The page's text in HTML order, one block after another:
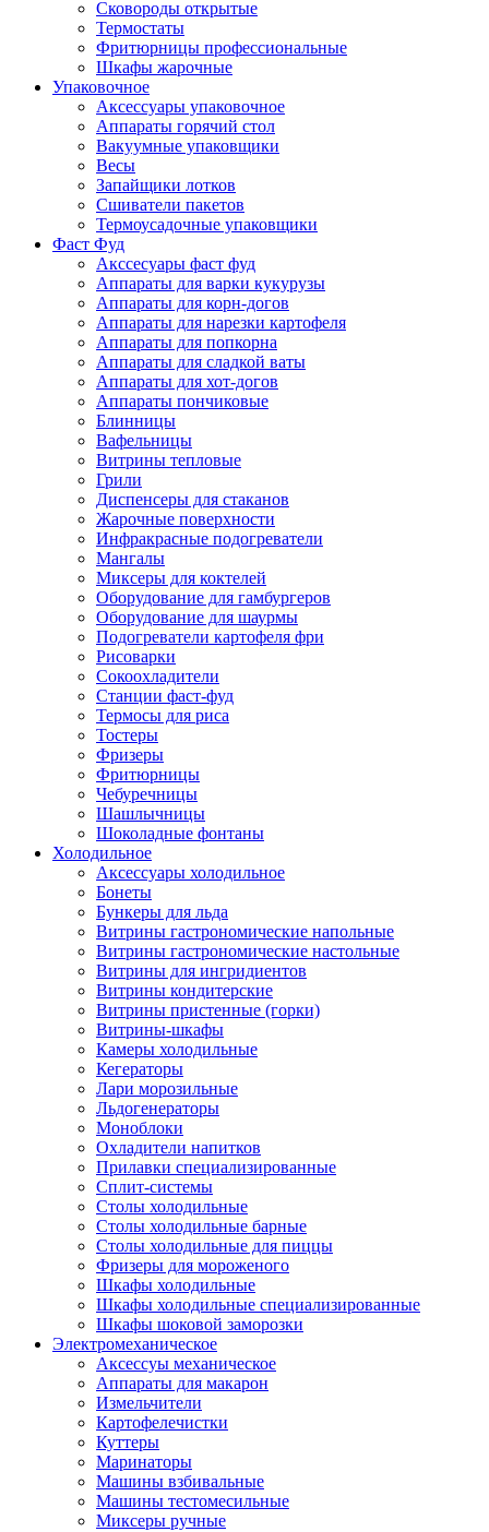
Сковороды открытые
Термостаты
Фритюрницы профессиональные
Шкафы жарочные
Упаковочное
Аксессуары упаковочное
Аппараты горячий стол
Вакуумные упаковщики
Весы
Запайщики лотков
Сшиватели пакетов
Термоусадочные упаковщики
Фаст Фуд
Акссесуары фаст фуд
Аппараты для варки кукурузы
Аппараты для корн-догов
Аппараты для нарезки картофеля
Аппараты для попкорна
Аппараты для сладкой ваты
Аппараты для хот-догов
Аппараты пончиковые
Блинницы
Вафельницы
Витрины тепловые
Грили
Диспенсеры для стаканов
Жарочные поверхности
Инфракрасные подогреватели
Мангалы
Миксеры для коктелей
Оборудование для гамбургеров
Оборудование для шаурмы
Подогреватели картофеля фри
Рисоварки
Сокоохладители
Станции фаст-фуд
Термосы для риса
Тостеры
Фризеры
Фритюрницы
Чебуречницы
Шашлычницы
Шоколадные фонтаны
Холодильное
Аксессуары холодильное
Бонеты
Бункеры для льда
Витрины гастрономические напольные
Витрины гастрономические настольные
Витрины для ингридиентов
Витрины кондитерские
Витрины пристенные (горки)
Витрины-шкафы
Камеры холодильные
Кегераторы
Лари морозильные
Льдогенераторы
Моноблоки
Охладители напитков
Прилавки специализированные
Сплит-системы
Столы холодильные
Столы холодильные барные
Столы холодильные для пиццы
Фризеры для мороженого
Шкафы холодильные
Шкафы холодильные специализированные
Шкафы шоковой заморозки
Электромеханическое
Аксессуы механическое
Аппараты для макарон
Измельчители
Картофелечистки
Куттеры
Маринаторы
Машины взбивальные
Машины тестомесильные
Миксеры ручные